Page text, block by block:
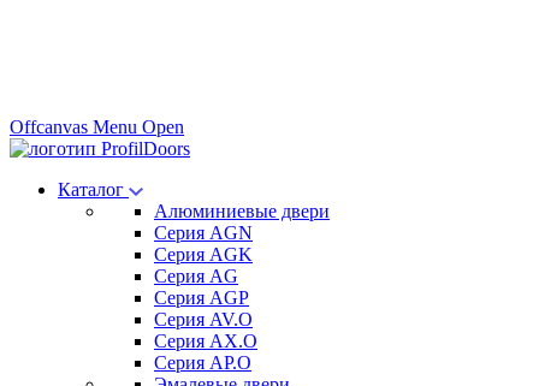
Offcanvas Menu Open
Каталог
Алюминиевые двери
Серия AGN
Серия AGK
Серия AG
Серия AGP
Серия AV.O
Серия AX.O
Серия AP.O